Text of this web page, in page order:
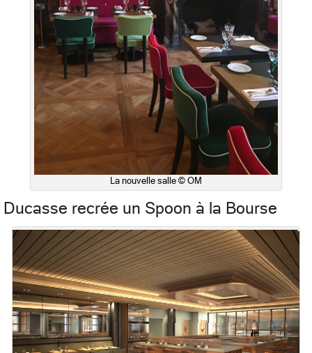
La nouvelle salle © OM
Ducasse recrée un Spoon à la Bourse